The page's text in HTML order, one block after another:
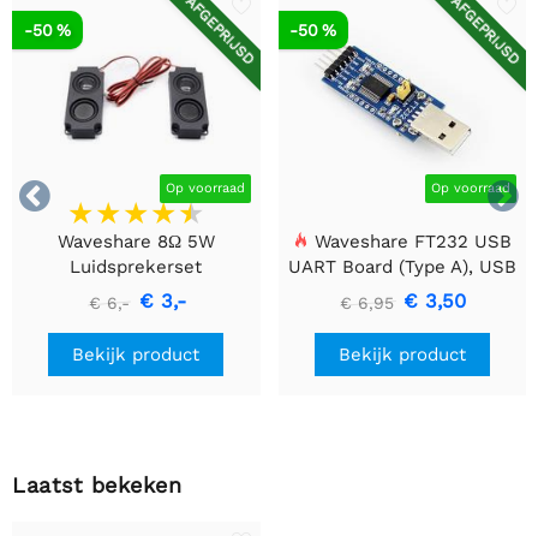


AFGEPRIJSD
Op voorraad
-50 %
Waveshare 8Ω 5W
Luidsprekerset
€ 6,- € 3,-
Bekijk product
AFGEPRIJSD
Op voorraad
-50 %
Waveshare FT232 USB
UART Board (Type A), USB
naar TTL (UART)
Communicatiemodule
€ 6,95 € 3,50
Bekijk product
Laatst bekeken